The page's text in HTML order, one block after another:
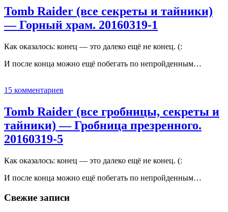
Tomb Raider (все секреты и тайники)
— Горный храм. 20160319-1
Как оказалось: конец — это далеко ещё не конец. (:
И после конца можно ещё побегать по непройденным…
15 комментариев
Tomb Raider (все гробницы, секреты и
тайники) — Гробница презренного.
20160319-5
Как оказалось: конец — это далеко ещё не конец. (:
И после конца можно ещё побегать по непройденным…
Свежие записи